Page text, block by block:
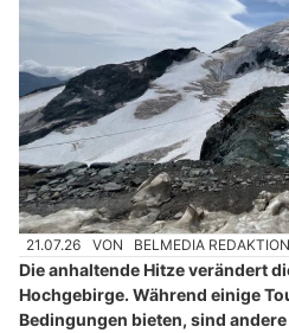
21.07.26 VON BELMEDIA REDAKTION
Die anhaltende Hitze verändert
Hochgebirge. Während einige
Bedingungen bieten, sind